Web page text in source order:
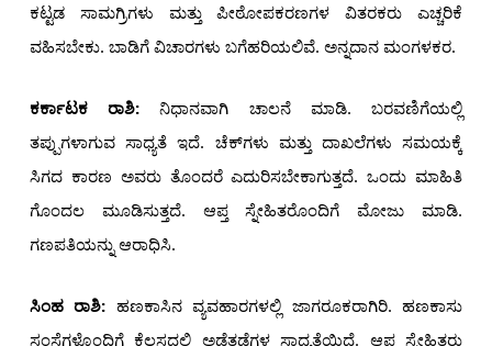
ಕಟ್ಟಡ ಸಾಮಗ್ರಿಗಳು ಮತ್ತು ಪೀಠೋಪಕರಣಗಳ ವಿತರಕರು ಎಚ್ಚರಿಕೆ
ವಹಿಸಬೇಕು. ಬಾಡಿಗೆ ವಿಚಾರಗಳು ಬಗೆಹರಿಯಲಿವೆ. ಅನ್ನದಾನ ಮಂಗಳಕರ.
ಕರ್ಕಾಟಕ ರಾಶಿ:ನಿಧಾನವಾಗಿ ಚಾಲನೆ ಮಾಡಿ. ಬರವಣಿಗೆಯಲ್ಲಿ
ತಪ್ಪುಗಳಾಗುವ ಸಾಧ್ಯತೆ ಇದೆ. ಚೆಕ್‌ಗಳು ಮತ್ತು ದಾಖಲೆಗಳು ಸಮಯಕ್ಕೆ
ಸಿಗದ ಕಾರಣ ಅವರು ತೊಂದರೆ ಎದುರಿಸಬೇಕಾಗುತ್ತದೆ. ಒಂದು ಮಾಹಿತಿ
ಗೊಂದಲ ಮೂಡಿಸುತ್ತದೆ. ಆಪ್ತ ಸ್ನೇಹಿತರೊಂದಿಗೆ ಮೋಜು ಮಾಡಿ.
ಗಣಪತಿಯನ್ನು ಆರಾಧಿಸಿ.
ಸಿಂಹ ರಾಶಿ: ಹಣಕಾಸಿನ ವ್ಯವಹಾರಗಳಲ್ಲಿ ಜಾಗರೂಕರಾಗಿರಿ. ಹಣಕಾಸು
ಸಂಸ್ಥೆಗಳೊಂದಿಗೆ ಕೆಲಸದಲ್ಲಿ ಅಡೆತಡೆಗಳ ಸಾಧ್ಯತೆಯಿದೆ. ಆಪ್ತ ಸ್ನೇಹಿತರು